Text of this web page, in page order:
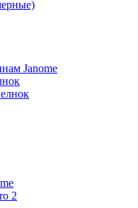
Janome
2